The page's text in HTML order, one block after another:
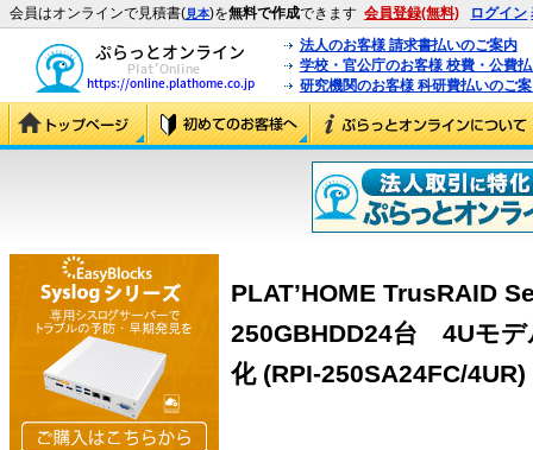
会員はオンラインで見積書(見本)を無料で作成できます 会員登録(無料) ログイン
法人のお客様 請求書払いのご案内
学校・官公庁のお客様 校費・公費
研究機関のお客様 科研費払いのご
PLAT’HOME TrusRAID
250GBHDD24台 4Uモ
化 (RPI-250SA24FC/4UR)